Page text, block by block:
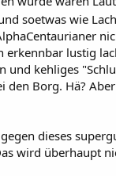
soetwas wie
erkennbar lustig
und kehliges
den Borg. Hä?
dieses
wird überhaupt